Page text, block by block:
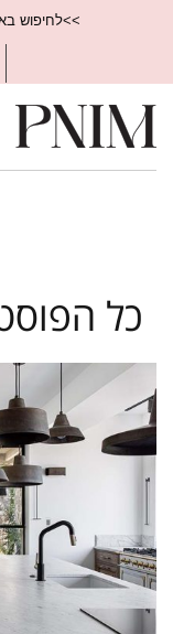
>>לחיפוש
כל